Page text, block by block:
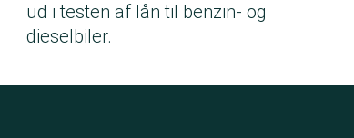
ud i testen af lån til benzin- og
dieselbiler.